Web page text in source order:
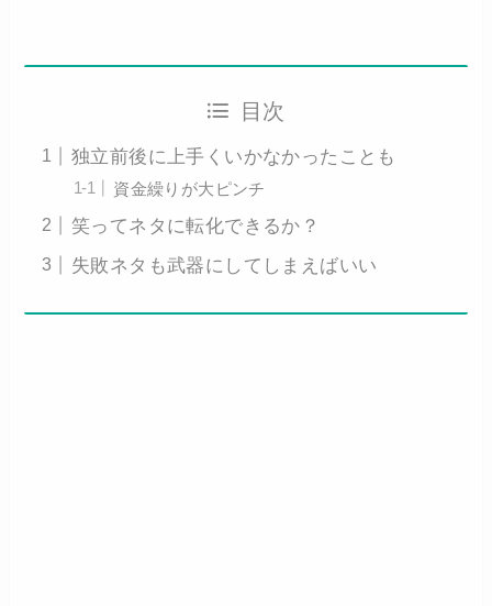
目次
独立前後に上手くいかなかったことも
資金繰りが大ピンチ
笑ってネタに転化できるか？
失敗ネタも武器にしてしまえばいい